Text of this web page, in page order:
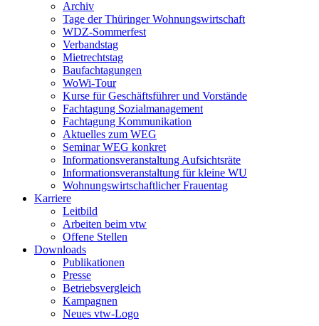
Archiv
Tage der Thüringer Wohnungswirtschaft
WDZ-Sommerfest
Verbandstag
Mietrechtstag
Baufachtagungen
WoWi-Tour
Kurse für Geschäftsführer und Vorstände
Fachtagung Sozialmanagement
Fachtagung Kommunikation
Aktuelles zum WEG
Seminar WEG konkret
Informationsveranstaltung Aufsichtsräte
Informationsveranstaltung für kleine WU
Wohnungswirtschaftlicher Frauentag
Karriere
Leitbild
Arbeiten beim vtw
Offene Stellen
Downloads
Publikationen
Presse
Betriebsvergleich
Kampagnen
Neues vtw-Logo